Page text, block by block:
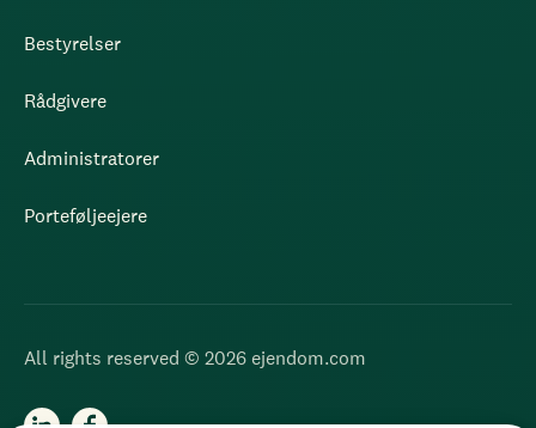
Bestyrelser
Rådgivere
Administratorer
Porteføljeejere
All rights reserved © 2026 ejendom.com